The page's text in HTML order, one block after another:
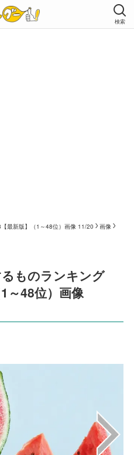
検索
最新版】（1～48位）画像 11/20
画像
ものランキング
～48位）画像